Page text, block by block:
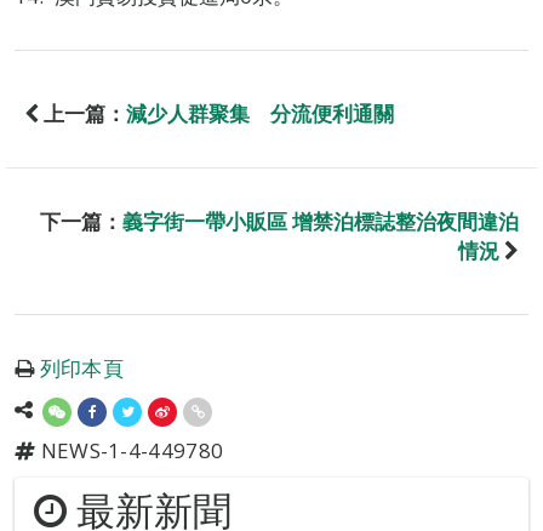
上一篇： 減少人群聚集 分流便利通關
下一篇： 義字街一帶小販區 增禁泊標誌整治夜間違泊
情況
列印本頁
NEWS-1-4-449780
最新新聞